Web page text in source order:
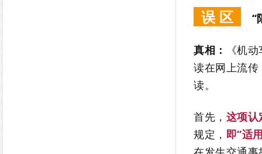
误 区 “
真相：
《机
读在网上流
读。
首先， 这项认
规定， 即“适